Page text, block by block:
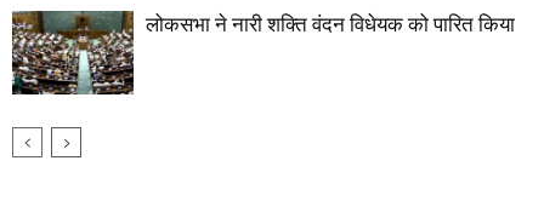
लोकसभा ने नारी शक्ति वंदन विधेयक को पारित किया